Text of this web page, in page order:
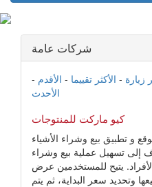
شركات عامة
زيارة - الأكثر تقييما - الأقدم -
الأحدث
كيو ماركت للمنتوجات
و تطبيق بيع وشراء الأشياء
إلى تسهيل عملية بيع وشراء
يتيح للمستخدمين عرض
وتحديد سعر البداية، ثم يتم